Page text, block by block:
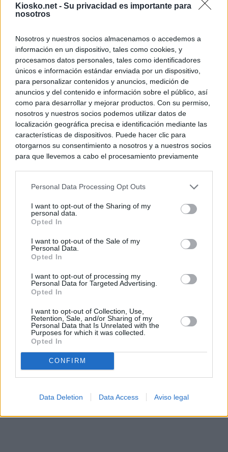
Kiosko.net - Su privacidad es importante para
nosotros
Nosotros y nuestros socios almacenamos o accedemos a
información en un dispositivo, tales como cookies, y
procesamos datos personales, tales como identificadores
únicos e información estándar enviada por un dispositivo,
para personalizar contenidos y anuncios, medición de
anuncios y del contenido e información sobre el público, así
como para desarrollar y mejorar productos. Con su permiso,
nosotros y nuestros socios podemos utilizar datos de
localización geográfica precisa e identificación mediante las
características de dispositivos. Puede hacer clic para
otorgarnos su consentimiento a nosotros y a nuestros socios
para que llevemos a cabo el procesamiento previamente
negar su consentimiento. Tenga en cuenta que algún
de su consentimiento, pero usted tiene el derecho de
rechazar tal procesamiento. Sus preferencias se aplicarán
cualquier momento entrando de nuevo en este sitio web o
visitando nuestra política de privacidad.
Personal Data Processing Opt Outs
I want to opt-out of the Sharing of my
personal data.
Opted In
I want to opt-out of the Sale of my
Personal Data.
Opted In
I want to opt-out of processing my
Personal Data for Targeted Advertising.
Opted In
I want to opt-out of Collection, Use,
Retention, Sale, and/or Sharing of my
Personal Data that Is Unrelated with the
Purposes for which it was collected.
Opted In
CONFIRM
Data Deletion Data Access Aviso legal